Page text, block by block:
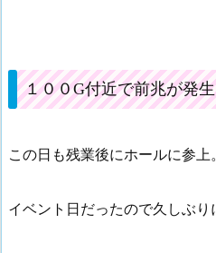
１００G付近で前兆が発
この日も残業後にホールに参上。
イベント日だったので久しぶり